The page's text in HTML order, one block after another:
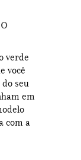
verde
você
seu
em
com a